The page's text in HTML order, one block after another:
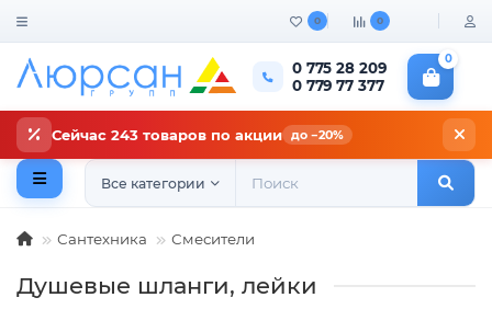
0 0
0 775 28 209
0 779 77 377
0
Сейчас 243 товаров по акции до −20%
Все категории
Сантехника Смесители
Душевые шланги, лейки